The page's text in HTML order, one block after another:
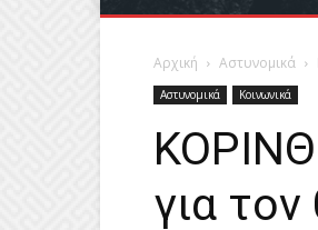
Αρχική Αστυνομικά
Αστυνομικά Κοινωνικά
για